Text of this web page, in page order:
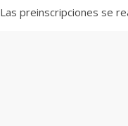
Las preinscripciones se